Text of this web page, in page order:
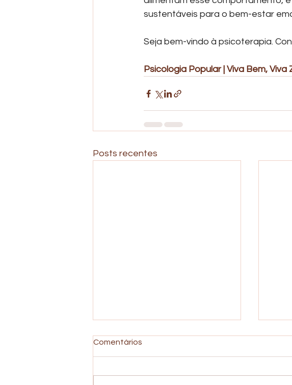
sustentáveis para o bem-estar
Seja bem-vindo à psicoterapia.
Psicologia Popular | Viva Bem, Viva
Posts recentes
Comentários